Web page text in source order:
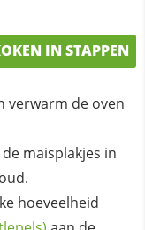
IN STAPPEN
verwarm de oven
de maisplakjes in
hoeveelheid